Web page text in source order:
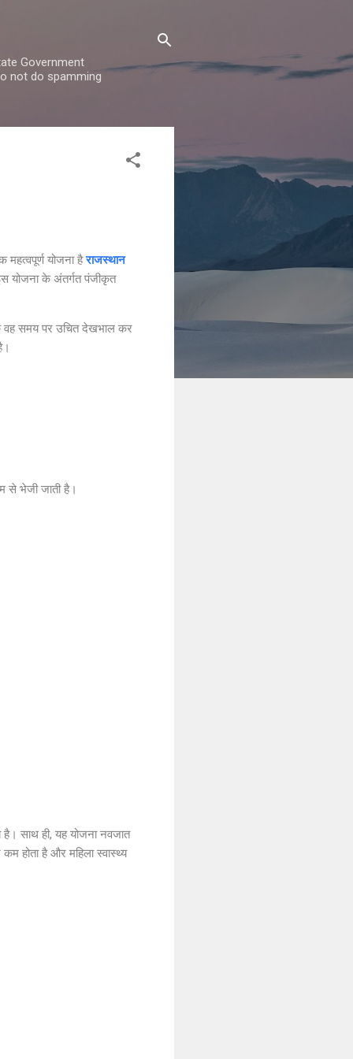
Government
not do spamming
महत्वपूर्ण योजना हैराजस्थान
योजना के अंतर्गत पंजीकृत
वह समय पर उचित देखभाल कर
से भेजी जाती है।
साथ ही, यह योजना नवजात
होता है और महिला स्वास्थ्य